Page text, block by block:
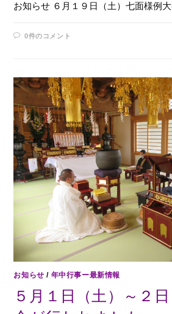
お知らせ ６月１９日（土）七面様例
0件のコメント
お知らせ / 年中行事ー最新情報
５月１日（土）～２